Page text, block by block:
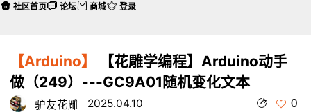
【Arduino】
【花雕学编程】Arduino动手
做（249）---GC9A01随机变化文本
驴友花雕 2025.04.10 0
社区首页 论坛 商城 登录